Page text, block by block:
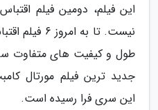
این فیلم، دومین فیلم
نیست. تا به
طول و کیفیت های متفاوت
جدید ترین فیلم مورتال
این سری فرا رسیده است.